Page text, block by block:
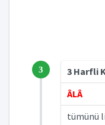
3
3 Harfli
ÂLÂ
tümünü